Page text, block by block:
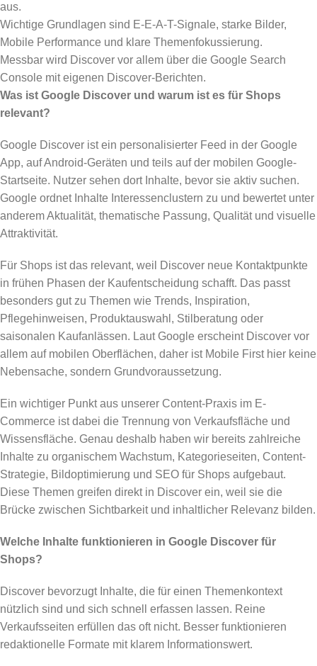
aus.
Wichtige Grundlagen sind E-E-A-T-Signale, starke Bilder,
Mobile Performance und klare Themenfokussierung.
Messbar wird Discover vor allem über die Google Search
Console mit eigenen Discover-Berichten.
Was ist Google Discover und warum ist es für Shops
relevant?
Google Discover ist ein personalisierter Feed in der Google
App, auf Android-Geräten und teils auf der mobilen Google-
Startseite. Nutzer sehen dort Inhalte, bevor sie aktiv suchen.
Google ordnet Inhalte Interessenclustern zu und bewertet unter
anderem Aktualität, thematische Passung, Qualität und visuelle
Attraktivität.
Für Shops ist das relevant, weil Discover neue Kontaktpunkte
in frühen Phasen der Kaufentscheidung schafft. Das passt
besonders gut zu Themen wie Trends, Inspiration,
Pflegehinweisen, Produktauswahl, Stilberatung oder
saisonalen Kaufanlässen. Laut Google erscheint Discover vor
allem auf mobilen Oberflächen, daher ist Mobile First hier keine
Nebensache, sondern Grundvoraussetzung.
Ein wichtiger Punkt aus unserer Content-Praxis im E-
Commerce ist dabei die Trennung von Verkaufsfläche und
Wissensfläche. Genau deshalb haben wir bereits zahlreiche
Inhalte zu organischem Wachstum, Kategorieseiten, Content-
Strategie, Bildoptimierung und SEO für Shops aufgebaut.
Diese Themen greifen direkt in Discover ein, weil sie die
Brücke zwischen Sichtbarkeit und inhaltlicher Relevanz bilden.
Welche Inhalte funktionieren in Google Discover für
Shops?
Discover bevorzugt Inhalte, die für einen Themenkontext
nützlich sind und sich schnell erfassen lassen. Reine
Verkaufsseiten erfüllen das oft nicht. Besser funktionieren
redaktionelle Formate mit klarem Informationswert.